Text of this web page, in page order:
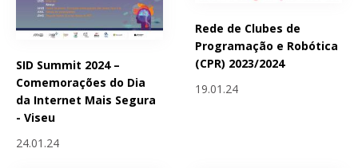
SID Summit 2024 –
Comemorações do Dia
da Internet Mais Segura
- Viseu
24.01.24
Rede de Clubes de
Programação e Robótica
(CPR) 2023/2024
19.01.24